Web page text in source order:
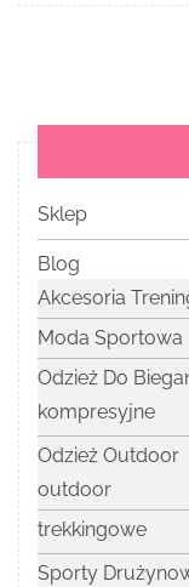
Sklep
Blog
Akcesoria
Moda Sportowa
Odzież Do
kompresyjne
Odzież Outdoor
outdoor
trekkingowe
Sporty